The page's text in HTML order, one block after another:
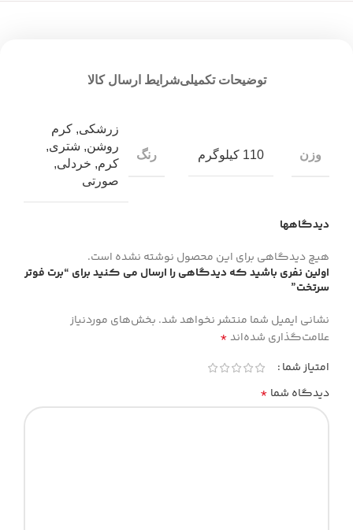
توضیحات تکمیلیشرایط ارسال کالا
وزن 110 کیلوگرم رنگ
زرشکی, کرم
روشن, شتری,
کرم, خردلی,
صورتی
دیدگاهها
هیچ دیدگاهی برای این محصول نوشته نشده است.
اولین نفری باشید که دیدگاهی را ارسال می کنید برای “برت فوتر
سرتخت”
نشانی ایمیل شما منتشر نخواهد شد. بخش‌های موردنیاز
علامت‌گذاری شده‌اند*
امتیاز شما
دیدگاه شما *